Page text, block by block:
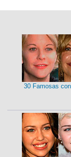
30 Famosas